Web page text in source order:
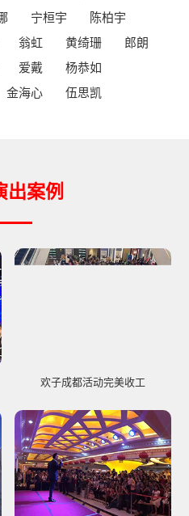
宁桓宇
陈柏宇
翁虹 黄绮珊
郎朗
爱戴
杨恭如
金海心
伍思凯
出案例
欢子成都活动完美收工